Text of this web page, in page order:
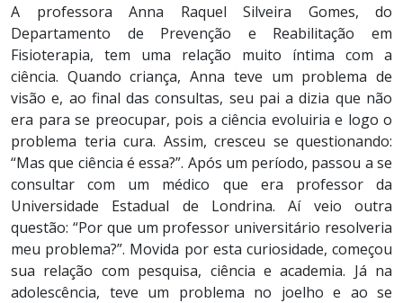
A professora Anna Raquel Silveira Gomes, do
Departamento de Prevenção e Reabilitação em
Fisioterapia, tem uma relação muito íntima com a
ciência. Quando criança, Anna teve um problema de
visão e, ao final das consultas, seu pai a dizia que não
era para se preocupar, pois a ciência evoluiria e logo o
problema teria cura. Assim, cresceu se questionando:
“Mas que ciência é essa?”. Após um período, passou a se
consultar com um médico que era professor da
Universidade Estadual de Londrina. Aí veio outra
questão: “Por que um professor universitário resolveria
meu problema?”. Movida por esta curiosidade, começou
sua relação com pesquisa, ciência e academia. Já na
adolescência, teve um problema no joelho e ao se